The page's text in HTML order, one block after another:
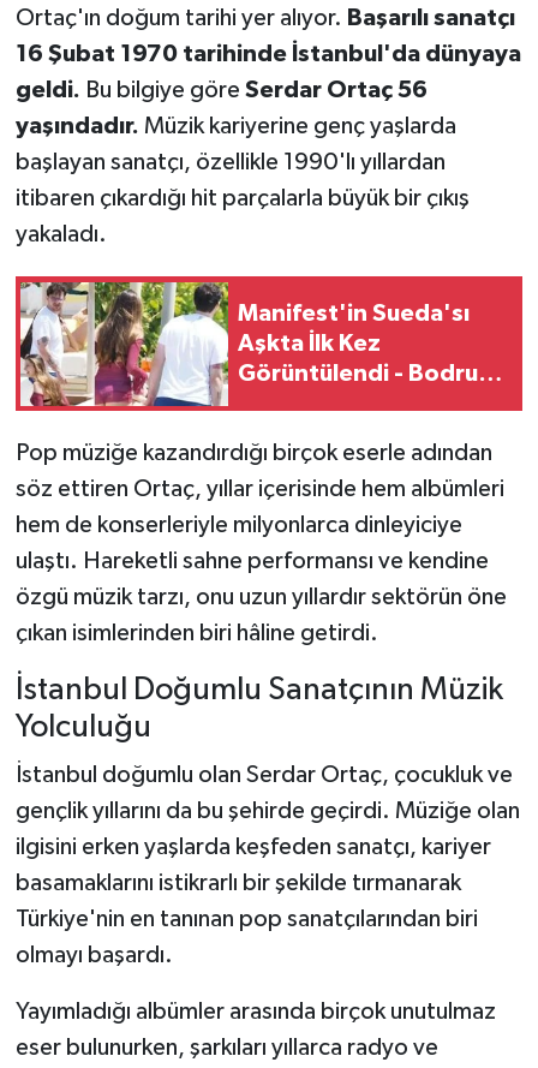
Ortaç'ın doğum tarihi yer alıyor. Başarılı sanatçı
16 Şubat 1970 tarihinde İstanbul'da dünyaya
geldi. Bu bilgiye göre Serdar Ortaç 56
yaşındadır. Müzik kariyerine genç yaşlarda
başlayan sanatçı, özellikle 1990'lı yıllardan
itibaren çıkardığı hit parçalarla büyük bir çıkış
yakaladı.
Manifest'in Sueda'sı
Aşkta İlk Kez
Görüntülendi - Bodrum
Pop müziğe kazandırdığı birçok eserle adından
söz ettiren Ortaç, yıllar içerisinde hem albümleri
hem de konserleriyle milyonlarca dinleyiciye
ulaştı. Hareketli sahne performansı ve kendine
özgü müzik tarzı, onu uzun yıllardır sektörün öne
çıkan isimlerinden biri hâline getirdi.
İstanbul Doğumlu Sanatçının Müzik
Yolculuğu
İstanbul doğumlu olan Serdar Ortaç, çocukluk ve
gençlik yıllarını da bu şehirde geçirdi. Müziğe olan
ilgisini erken yaşlarda keşfeden sanatçı, kariyer
basamaklarını istikrarlı bir şekilde tırmanarak
Türkiye'nin en tanınan pop sanatçılarından biri
olmayı başardı.
Yayımladığı albümler arasında birçok unutulmaz
eser bulunurken, şarkıları yıllarca radyo ve